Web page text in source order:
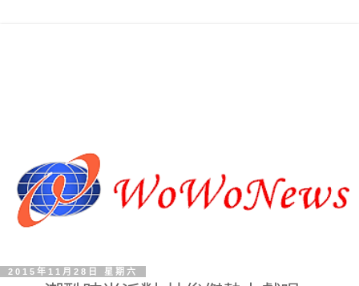
2015年11月28日 星期六